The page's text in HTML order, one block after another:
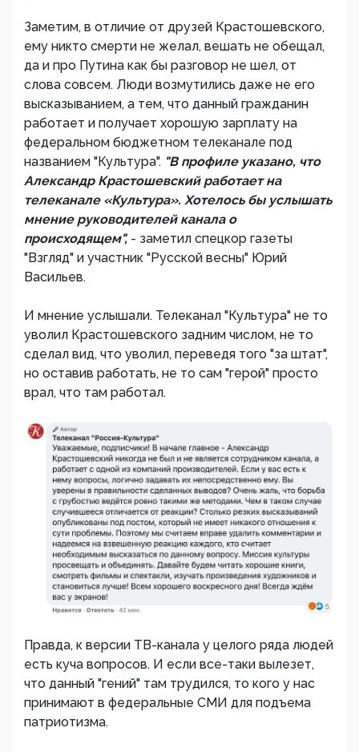
Заметим, в отличие от друзей Крастошевского,
ему никто смерти не желал, вешать не обещал,
да и про Путина как бы разговор не шел, от
слова совсем. Люди возмутились даже не его
высказыванием, а тем, что данный гражданин
работает и получает хорошую зарплату на
федеральном бюджетном телеканале под
названием "Культура". "В профиле указано, что
Александр Крастошевский работает на
телеканале «Культура». Хотелось бы услышать
мнение руководителей канала о
происходящем", - заметил спецкор газеты
"Взгляд" и участник "Русской весны" Юрий
Васильев.
И мнение услышали. Телеканал "Культура" не то
уволил Крастошевского задним числом, не то
сделал вид, что уволил, переведя того "за штат",
но оставив работать, не то сам "герой" просто
врал, что там работал.
Правда, к версии ТВ-канала у целого ряда людей
есть куча вопросов. И если все-таки вылезет,
что данный "гений" там трудился, то кого у нас
принимают в федеральные СМИ для подъема
патриотизма.